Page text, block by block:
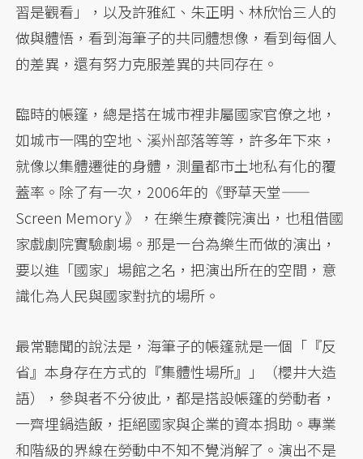
習是觀看」，以及許雅紅、朱正明、林欣怡三人的
做與體悟，看到海筆子的共同體想像，看到每個人
的差異，還有努力克服差異的共同存在。
臨時的帳篷，總是搭在城市裡非屬國家官僚之地，
如城市一隅的空地、溪州部落等等，許多年下來，
就像以集體遷徙的身體，測量都市土地私有化的覆
蓋率。除了有一次，2006年的《野草天堂——
Screen Memory 》，在樂生療養院演出，也租借國
家戲劇院實驗劇場。那是一台為樂生而做的演出，
要以進「國家」場館之名，把演出所在的空間，意
識化為人民與國家對抗的場所。
最常聽聞的說法是，海筆子的帳篷就是一個「『反
省』本身存在方式的『集體性場所』」（櫻井大造
語），參與者不分彼此，都是搭設帳篷的勞動者，
一齊埋鍋造飯，拒絕國家與企業的資本捐助。專業
和階級的界線在勞動中不知不覺消解了。演出不是